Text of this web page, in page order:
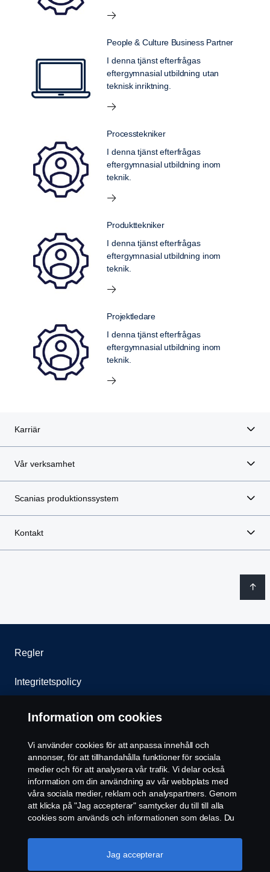
People & Culture Business Partner
I denna tjänst efterfrågas
eftergymnasial utbildning utan
teknisk inriktning.
Processtekniker
I denna tjänst efterfrågas
eftergymnasial utbildning inom
teknik.
Produkttekniker
I denna tjänst efterfrågas
eftergymnasial utbildning inom
teknik.
Projektledare
I denna tjänst efterfrågas
eftergymnasial utbildning inom
teknik.
Karriär
Vår verksamhet
Scanias produktionssystem
Kontakt
Regler
Integritetspolicy
Kontakta oss
Visselblåsning
Cookie policy
Inställningar för cookies
Information om cookies
Vi använder cookies för att anpassa innehåll och
annonser, för att tillhandahålla funktioner för sociala
medier och för att analysera vår trafik. Vi delar också
information om din användning av vår webbplats med
våra sociala medier, reklam och analyspartners. Genom
att klicka på "Jag accepterar" samtycker du till till alla
cookies som används och informationen som delas. Du
"Cookie-inställningar" och välja de kategorier du vill
acceptera. För en mer detaljerad förklaring av hur vi
Jag accepterar